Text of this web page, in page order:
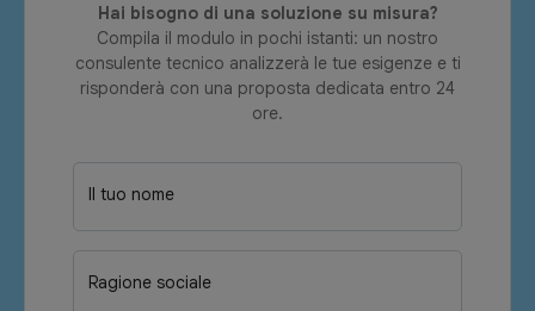
Hai bisogno di una soluzione su misura?
Compila il modulo in pochi istanti: un nostro
consulente tecnico analizzerà le tue esigenze e ti
risponderà con una proposta dedicata entro 24
ore.
Il tuo nome
Ragione sociale